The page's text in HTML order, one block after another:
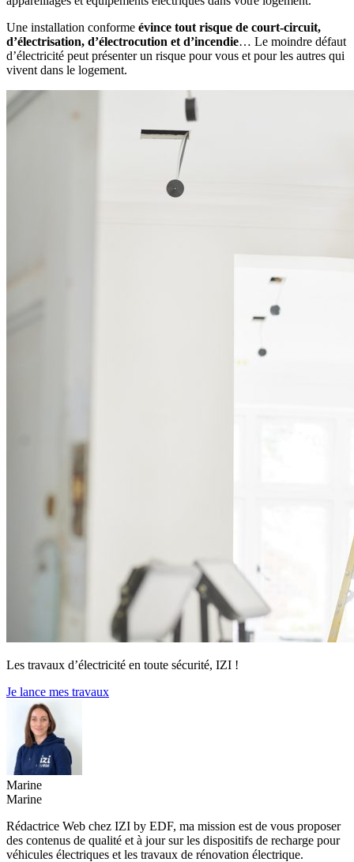
Une installation conforme évince tout risque de court-circuit,
d’électrisation, d’électrocution et d’incendie… Le moindre défaut
d’électricité peut présenter un risque pour vous et pour les autres qui
vivent dans le logement.
Les travaux d’électricité en toute sécurité, IZI !
Je lance mes travaux
Marine
Marine
Rédactrice Web chez IZI by EDF, ma mission est de vous proposer
des contenus de qualité et à jour sur les dispositifs de recharge pour
véhicules électriques et les travaux de rénovation électrique.